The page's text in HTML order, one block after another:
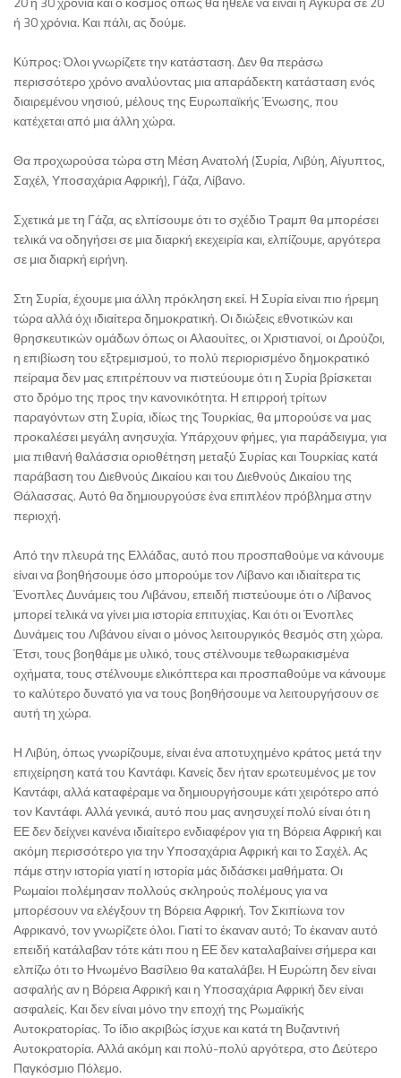
ή 30 χρόνια. Και πάλι, ας δούμε.
Κύπρος: Όλοι γνωρίζετε την κατάσταση. Δεν θα περάσω
περισσότερο χρόνο αναλύοντας μια απαράδεκτη κατάσταση ενός
διαιρεμένου νησιού, μέλους της Ευρωπαϊκής Ένωσης, που
κατέχεται από μια άλλη χώρα.
Θα προχωρούσα τώρα στη Μέση Ανατολή (Συρία, Λιβύη, Αίγυπτος,
Σαχέλ, Υποσαχάρια Αφρική), Γάζα, Λίβανο.
Σχετικά με τη Γάζα, ας ελπίσουμε ότι το σχέδιο Τραμπ θα μπορέσει
τελικά να οδηγήσει σε μια διαρκή εκεχειρία και, ελπίζουμε, αργότερα
σε μια διαρκή ειρήνη.
Στη Συρία, έχουμε μια άλλη πρόκληση εκεί. Η Συρία είναι πιο ήρεμη
τώρα αλλά όχι ιδιαίτερα δημοκρατική. Οι διώξεις εθνοτικών και
θρησκευτικών ομάδων όπως οι Αλαουίτες, οι Χριστιανοί, οι Δρούζοι,
η επιβίωση του εξτρεμισμού, το πολύ περιορισμένο δημοκρατικό
πείραμα δεν μας επιτρέπουν να πιστεύουμε ότι η Συρία βρίσκεται
στο δρόμο της προς την κανονικότητα. Η επιρροή τρίτων
παραγόντων στη Συρία, ιδίως της Τουρκίας, θα μπορούσε να μας
προκαλέσει μεγάλη ανησυχία. Υπάρχουν φήμες, για παράδειγμα, για
μια πιθανή θαλάσσια οριοθέτηση μεταξύ Συρίας και Τουρκίας κατά
παράβαση του Διεθνούς Δικαίου και του Διεθνούς Δικαίου της
Θάλασσας. Αυτό θα δημιουργούσε ένα επιπλέον πρόβλημα στην
περιοχή.
Από την πλευρά της Ελλάδας, αυτό που προσπαθούμε να κάνουμε
είναι να βοηθήσουμε όσο μπορούμε τον Λίβανο και ιδιαίτερα τις
Ένοπλες Δυνάμεις του Λιβάνου, επειδή πιστεύουμε ότι ο Λίβανος
μπορεί τελικά να γίνει μια ιστορία επιτυχίας. Και ότι οι Ένοπλες
Δυνάμεις του Λιβάνου είναι ο μόνος λειτουργικός θεσμός στη χώρα.
Έτσι, τους βοηθάμε με υλικό, τους στέλνουμε τεθωρακισμένα
οχήματα, τους στέλνουμε ελικόπτερα και προσπαθούμε να κάνουμε
το καλύτερο δυνατό για να τους βοηθήσουμε να λειτουργήσουν σε
αυτή τη χώρα.
Η Λιβύη, όπως γνωρίζουμε, είναι ένα αποτυχημένο κράτος μετά την
επιχείρηση κατά του Καντάφι. Κανείς δεν ήταν ερωτευμένος με τον
Καντάφι, αλλά καταφέραμε να δημιουργήσουμε κάτι χειρότερο από
τον Καντάφι. Αλλά γενικά, αυτό που μας ανησυχεί πολύ είναι ότι η
ΕΕ δεν δείχνει κανένα ιδιαίτερο ενδιαφέρον για τη Βόρεια Αφρική και
ακόμη περισσότερο για την Υποσαχάρια Αφρική και το Σαχέλ. Ας
πάμε στην ιστορία γιατί η ιστορία μάς διδάσκει μαθήματα. Οι
Ρωμαίοι πολέμησαν πολλούς σκληρούς πολέμους για να
μπορέσουν να ελέγξουν τη Βόρεια Αφρική. Τον Σκιπίωνα τον
Αφρικανό, τον γνωρίζετε όλοι. Γιατί το έκαναν αυτό; Το έκαναν αυτό
επειδή κατάλαβαν τότε κάτι που η ΕΕ δεν καταλαβαίνει σήμερα και
ελπίζω ότι το Ηνωμένο Βασίλειο θα καταλάβει. Η Ευρώπη δεν είναι
ασφαλής αν η Βόρεια Αφρική και η Υποσαχάρια Αφρική δεν είναι
ασφαλείς. Και δεν είναι μόνο την εποχή της Ρωμαϊκής
Αυτοκρατορίας. Το ίδιο ακριβώς ίσχυε και κατά τη Βυζαντινή
Αυτοκρατορία. Αλλά ακόμη και πολύ-πολύ αργότερα, στο Δεύτερο
Παγκόσμιο Πόλεμο.